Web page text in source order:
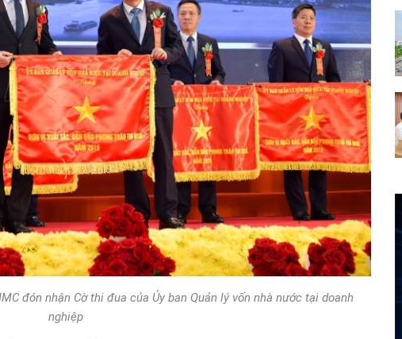
đón nhận Cờ thi đua của Ủy ban Quản lý vốn nhà nước tại doanh
nghiệp